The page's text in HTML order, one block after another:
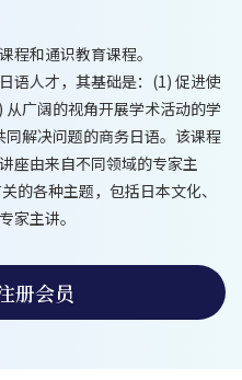
程和通识教育课程。
语人才，其基础是：(1) 促进使
广阔的视角开展学术活动的学
解决问题的商务日语。该课程
座由来自不同领域的专家主
的各种主题，包括日本文化、
家主讲。
册会员